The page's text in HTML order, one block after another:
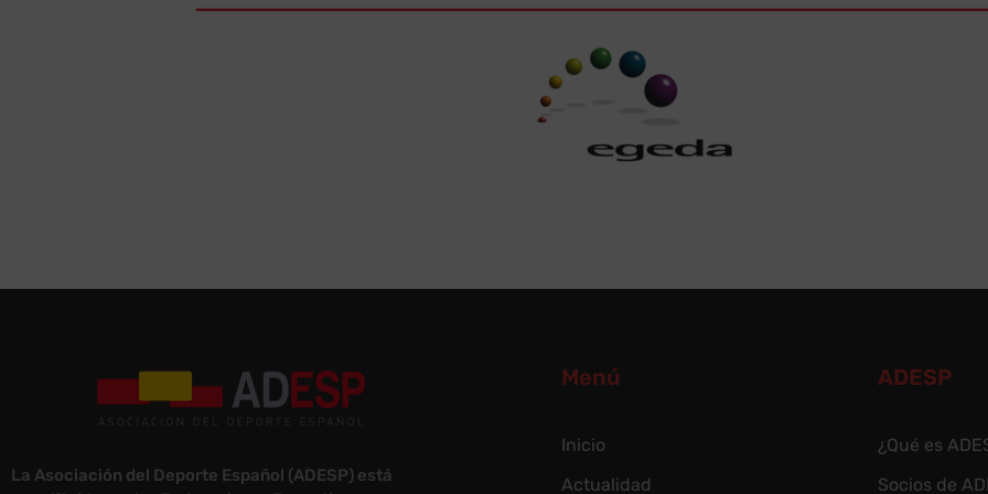
La Asociación del Deporte Español (ADESP) está
Menú
Inicio
Actualidad
ADESP
¿Qué es
Socios de